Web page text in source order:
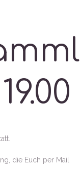
die Euch per Mail